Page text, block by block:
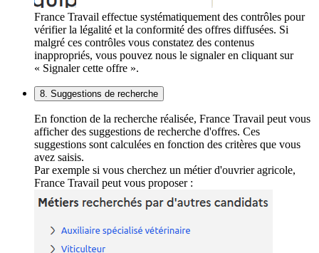
France Travail effectue systématiquement des contrôles pour
vérifier la légalité et la conformité des offres diffusées. Si
malgré ces contrôles vous constatez des contenus
inappropriés, vous pouvez nous le signaler en cliquant sur
« Signaler cette offre ».
8. Suggestions de recherche
En fonction de la recherche réalisée, France Travail peut vous
afficher des suggestions de recherche d'offres. Ces
suggestions sont calculées en fonction des critères que vous
avez saisis.
Par exemple si vous cherchez un métier d'ouvrier agricole,
France Travail peut vous proposer :